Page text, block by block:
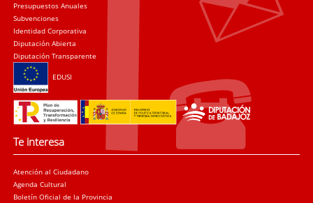
Presupuestos Anuales
Subvenciones
Identidad Corporativa
Diputación Abierta
Diputación Transparente
EDUSI
Te interesa
Atención al Ciudadano
Agenda Cultural
Boletín Oficial de la Provincia